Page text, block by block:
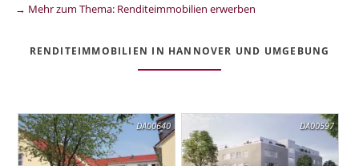
→ Mehr zum Thema: Renditeimmobilien erwerben
RENDITEIMMOBILIEN IN HANNOVER UND UMGEBUNG
DA00640 DA00597